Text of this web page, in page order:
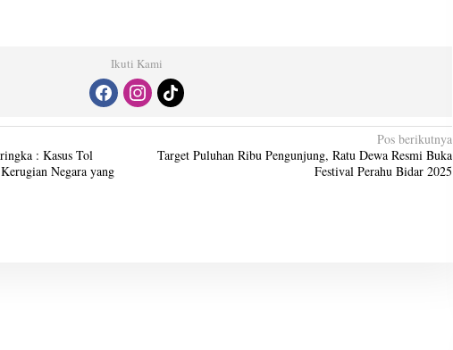
Ikuti Kami
: Kasus Tol
Negara yang
Pos berikutnya
Target Puluhan Ribu Pengunjung, Ratu Dewa Resmi Buka
Festival Perahu Bidar 2025